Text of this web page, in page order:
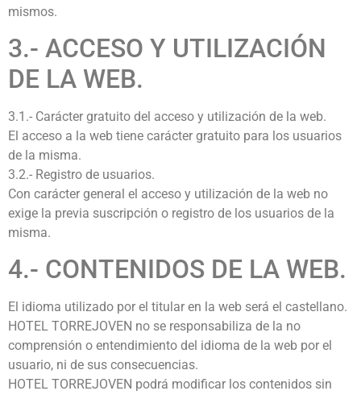
mismos.
3.- ACCESO Y UTILIZACIÓN
DE LA WEB.
3.1.- Carácter gratuito del acceso y utilización de la web.
El acceso a la web tiene carácter gratuito para los usuarios
de la misma.
3.2.- Registro de usuarios.
Con carácter general el acceso y utilización de la web no
exige la previa suscripción o registro de los usuarios de la
misma.
4.- CONTENIDOS DE LA WEB.
El idioma utilizado por el titular en la web será el castellano.
HOTEL TORREJOVEN no se responsabiliza de la no
comprensión o entendimiento del idioma de la web por el
usuario, ni de sus consecuencias.
HOTEL TORREJOVEN podrá modificar los contenidos sin